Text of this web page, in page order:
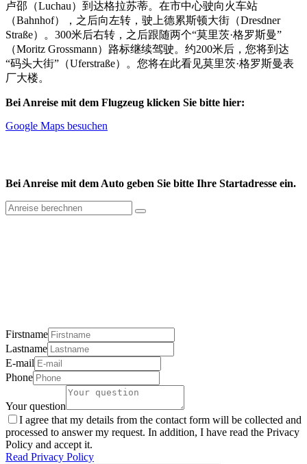
卢邵（Luchau）到达格拉苏蒂。在市中心驶向火车站
（Bahnhof），之后向左转，驶上德累斯顿大街（Dresdner
Straße）。300米后右转，之后跟随两个“莫里茨·格罗斯曼”
（Moritz Grossmann）路标继续驾驶。约200米后，您将到达
“码头大街”（Uferstraße）。您将在此看见莫里茨·格罗斯曼表
厂大楼。
Bei Anreise mit dem Flugzeug klicken Sie bitte hier:
Google Maps besuchen
Bei Anreise mit dem Auto geben Sie bitte Ihre Startadresse ein.
Firstname
Lastname
E-mail
Phone
Your question
I agree that my details from the contact form will be collected and
processed to answer my request. In addition, I have read the Privacy
Policy and accept it.
Read Privacy Policy